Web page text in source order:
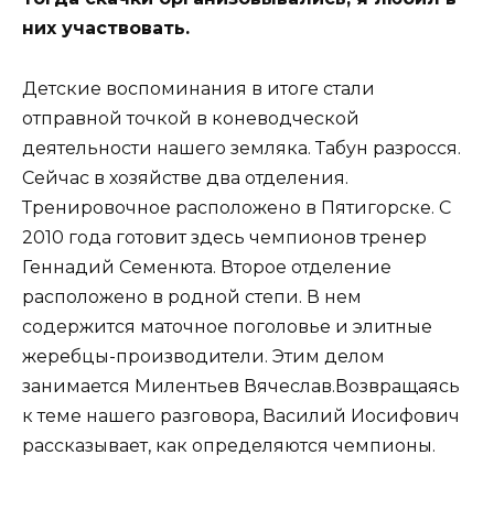
них участвовать.
Детские воспоминания в итоге стали
отправной точкой в коневодческой
деятельности нашего земляка. Табун разросся.
Сейчас в хозяйстве два отделения.
Тренировочное расположено в Пятигорске. С
2010 года готовит здесь чемпионов тренер
Геннадий Семенюта. Второе отделение
расположено в родной степи. В нем
содержится маточное поголовье и элитные
жеребцы-производители. Этим делом
занимается Милентьев Вячеслав.Возвращаясь
к теме нашего разговора, Василий Иосифович
рассказывает, как определяются чемпионы.